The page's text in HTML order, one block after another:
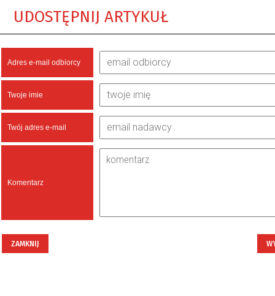
UDOSTĘPNIJ ARTYKUŁ
Adres e-mail odbiorcy
Twoje imie
Twój adres e-mail
Komentarz